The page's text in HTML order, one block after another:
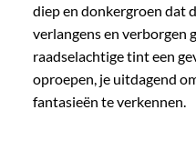
diep en donkergroen dat
verlangens en verborgen
raadselachtige tint een
oproepen, je uitdagend
fantasieën te verkennen.